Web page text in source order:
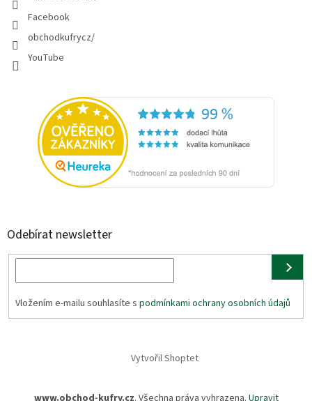
Facebook
obchodkufrycz/
YouTube
Odebírat newsletter
Vložením e-mailu souhlasíte s podmínkami ochrany osobních údajů
Vytvořil Shoptet
www.obchod-kufry.cz. Všechna práva vyhrazena. Upravit